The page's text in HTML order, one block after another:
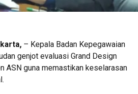
– Kepala Badan Kepegawaian
genjot evaluasi Grand Design
ASN guna memastikan keselarasan